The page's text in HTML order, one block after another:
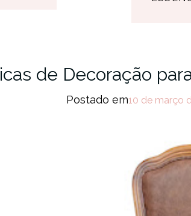
de Decoração
Postado em10 de março